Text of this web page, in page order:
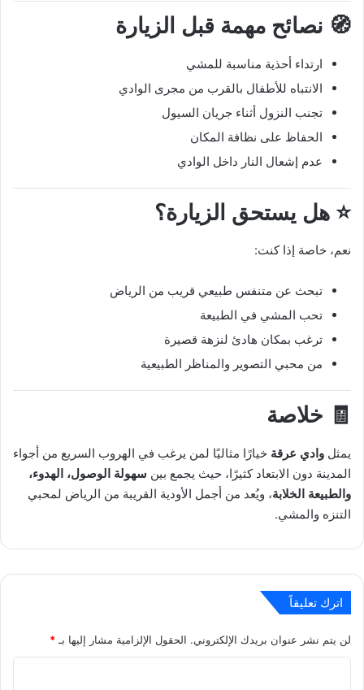
🧭 نصائح مهمة قبل الزيارة
ارتداء أحذية مناسبة للمشي
الانتباه للأطفال بالقرب من مجرى الوادي
تجنب النزول أثناء جريان السيول
الحفاظ على نظافة المكان
عدم إشعال النار داخل الوادي
⭐ هل يستحق الزيارة؟
نعم، خاصة إذا كنت:
تبحث عن متنفس طبيعي قريب من الرياض
تحب المشي في الطبيعة
ترغب بمكان هادئ لنزهة قصيرة
من محبي التصوير والمناظر الطبيعية
🧾 خلاصة
يمثل وادي عرقة خيارًا مثاليًا لمن يرغب في الهروب السريع من أجواء
المدينة دون الابتعاد كثيرًا، حيث يجمع بين سهولة الوصول، الهدوء،
والطبيعة الخلابة، ويُعد من أجمل الأودية القريبة من الرياض لمحبي
التنزه والمشي.
اترك تعليقاً
لن يتم نشر عنوان بريدك الإلكتروني. الحقول الإلزامية مشار إليها بـ *